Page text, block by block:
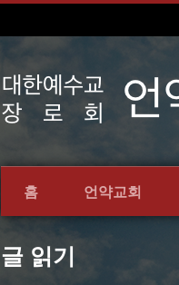
홈 언약교회
글 읽기